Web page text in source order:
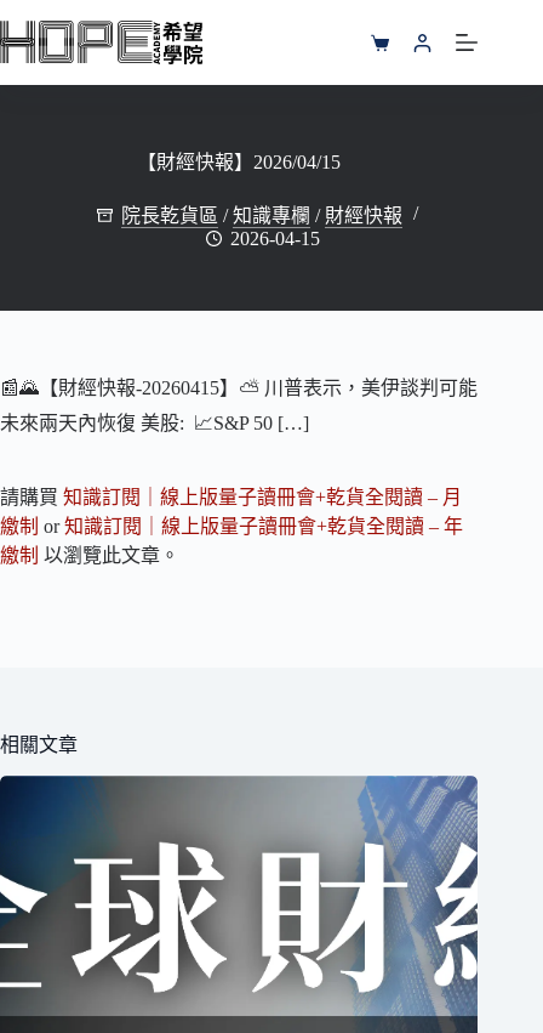
至
購
物
【財經快報】2026/04/15
院長乾貨區 /知識專欄 / 財經快報
2026-04-15
📰🌄【財經快報-20260415】⛅️ 川普表示，美伊談判可能
未來兩天內恢復 美股: 📈S&P 50 […]
請購買 知識訂閱｜線上版量子讀冊會+乾貨全閱讀 – 月
繳制 or知識訂閱｜線上版量子讀冊會+乾貨全閱讀 – 年
繳制 以瀏覽此文章。
相關文章